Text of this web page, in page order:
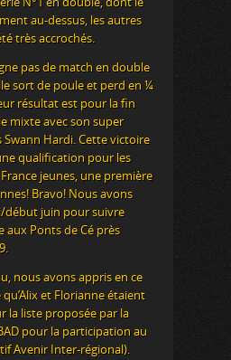
au-dessus, les autres
très accrochés.
pas de match en double
sort de poule et perd en ¼
résultat est pour la fin
mixte avec son super
Swann Hardi. Cette victoire
qualification pour les
jeunes, une première
Bravo! Nous avons
début juin pour suivre
aux Ponts de Cé près
nous avons appris en ce
et Florianne étaient
la liste proposée par la
pour la participation au
Avenir Inter-régional).